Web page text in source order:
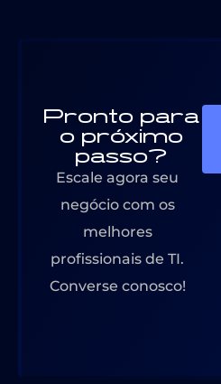
Pronto para
o próximo
passo?
Escale agora seu
negócio com os
melhores
profissionais de TI.
Converse conosco!